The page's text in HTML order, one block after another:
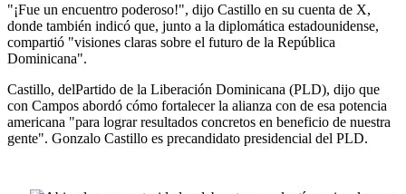
"¡Fue un encuentro poderoso!", dijo Castillo en su cuenta de X,
donde también indicó que, junto a la diplomática estadounidense,
compartió "visiones claras sobre el futuro de la República
Dominicana".
Castillo, delPartido de la Liberación Dominicana (PLD), dijo que
con Campos abordó cómo fortalecer la alianza con de esa potencia
americana "para lograr resultados concretos en beneficio de nuestra
gente". Gonzalo Castillo es precandidato presidencial del PLD.